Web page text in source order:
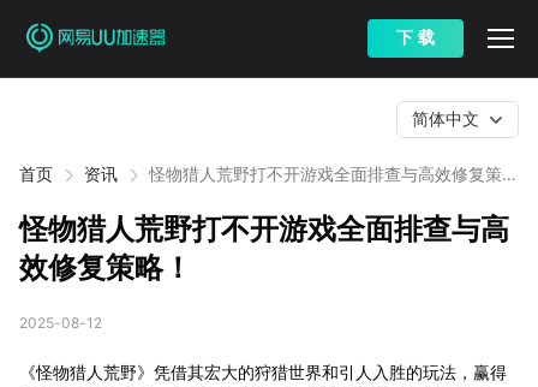
下 载
首页 资讯
怪物猎人荒野打不开游戏全面排查与高效修复策
简体中文
怪物猎人荒野打不开游戏全面排查与高
效修复策略！
2025-08-12
《怪物猎人荒野》凭借其宏大的狩猎世界和引人入胜的玩法，赢得